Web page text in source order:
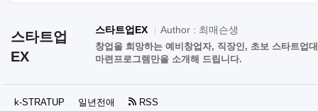
스타트업
EX
스타트업EX Author : 최매슨생
창업을 희망하는 예비창업자, 직장인, 초보 스타트업
마련프로그램만을 소개해 드립니다.
k-STRATUP 일년전애 RSS